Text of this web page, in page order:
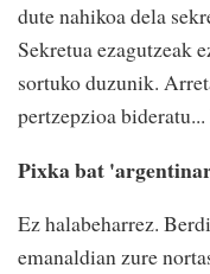
dute nahikoa dela
Sekretua ezagutzeak
sortuko duzunik.
pertzepzioa
Pixka bat
Ez halabeharrez.
emanaldian zure